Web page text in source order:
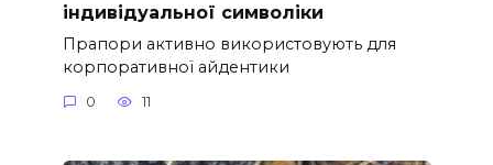
індивідуальної символіки
Прапори активно використовують для
корпоративної айдентики
0 11